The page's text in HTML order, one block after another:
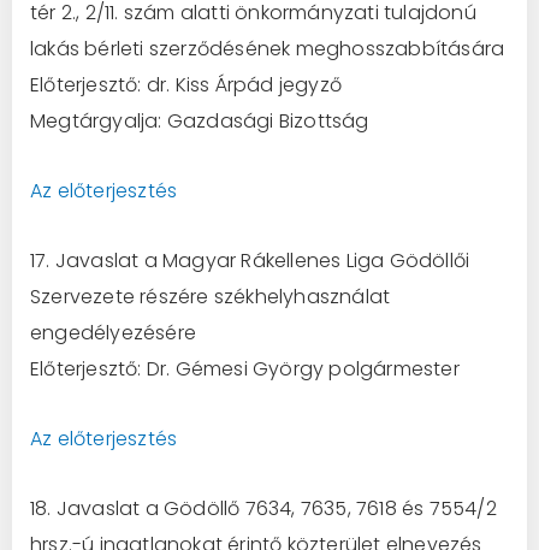
tér 2., 2/11. szám alatti önkormányzati tulajdonú
lakás bérleti szerződésének meghosszabbítására
Előterjesztő: dr. Kiss Árpád jegyző
Megtárgyalja: Gazdasági Bizottság
Az előterjesztés
17. Javaslat a Magyar Rákellenes Liga Gödöllői
Szervezete részére székhelyhasználat
engedélyezésére
Előterjesztő: Dr. Gémesi György polgármester
Az előterjesztés
18. Javaslat a Gödöllő 7634, 7635, 7618 és 7554/2
hrsz.-ú ingatlanokat érintő közterület elnevezés